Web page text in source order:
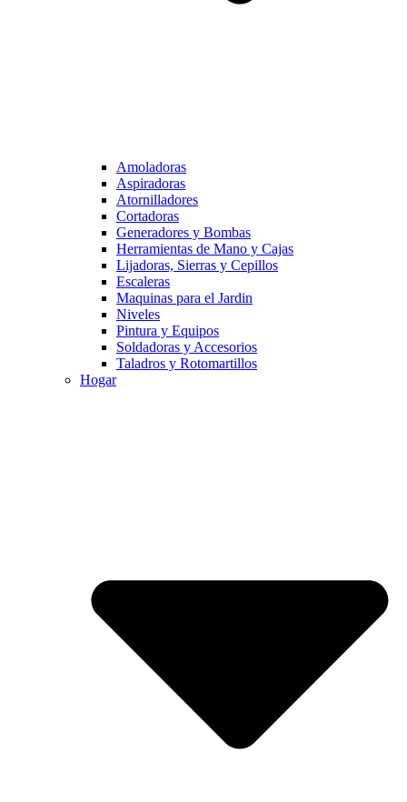
Amoladoras
Aspiradoras
Atornilladores
Cortadoras
Generadores y Bombas
Herramientas de Mano y Cajas
Lijadoras, Sierras y Cepillos
Escaleras
Maquinas para el Jardin
Niveles
Pintura y Equipos
Soldadoras y Accesorios
Taladros y Rotomartillos
Hogar